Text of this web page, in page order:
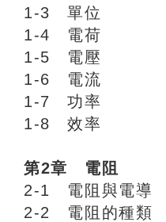
1-3 單位
1-4 電荷
1-5 電壓
1-6 電流
1-7 功率
1-8 效率
第2章 電阻
2-1 電阻與電導
2-2 電阻的種類